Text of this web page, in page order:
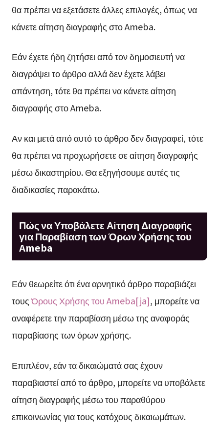
θα πρέπει να εξετάσετε άλλες επιλογές, όπως να
κάνετε αίτηση διαγραφής στο Ameba.
Εάν έχετε ήδη ζητήσει από τον δημοσιευτή να
διαγράψει το άρθρο αλλά δεν έχετε λάβει
απάντηση, τότε θα πρέπει να κάνετε αίτηση
διαγραφής στο Ameba.
Αν και μετά από αυτό το άρθρο δεν διαγραφεί, τότε
θα πρέπει να προχωρήσετε σε αίτηση διαγραφής
μέσω δικαστηρίου. Θα εξηγήσουμε αυτές τις
διαδικασίες παρακάτω.
Πώς να Υποβάλετε Αίτηση Διαγραφής
για Παραβίαση των Όρων Χρήσης του
Ameba
Εάν θεωρείτε ότι ένα αρνητικό άρθρο παραβιάζει
τουςΌρους Χρήσης του Ameba[ja], μπορείτε να
αναφέρετε την παραβίαση μέσω της αναφοράς
παραβίασης των όρων χρήσης.
Επιπλέον, εάν τα δικαιώματά σας έχουν
παραβιαστεί από το άρθρο, μπορείτε να υποβάλετε
αίτηση διαγραφής μέσω του παραθύρου
επικοινωνίας για τους κατόχους δικαιωμάτων.